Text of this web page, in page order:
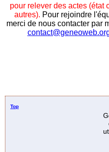
pour relever des actes (état
autres). Pour rejoindre
merci de nous contacter par
Top